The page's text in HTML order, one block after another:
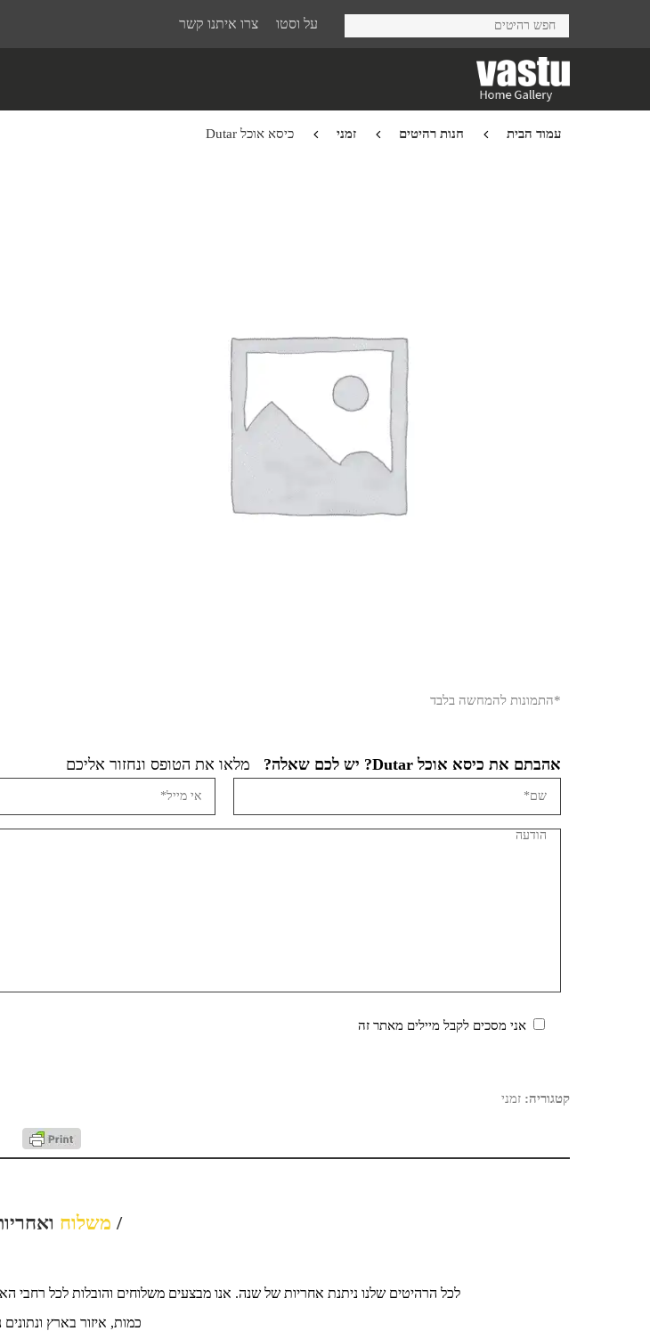
על וסטו צרו איתנו קשר
עמוד הבית חנות רהיטים זמני כיסא אוכל Dutar
*התמונות להמחשה בלבד
אהבתם את כיסא אוכל Dutar? יש לכם שאלה? מלאו את הטופס ונחזור אליכם
אני מסכים לקבל מיילים מאתר זה
קטגוריה: זמני
/ משלוח
לכל הרהיטים שלנו ניתנת אחריות של שנה. אנו מבצעים משלוחים והובלות לכל
כמות, איזור בארץ ונתונים